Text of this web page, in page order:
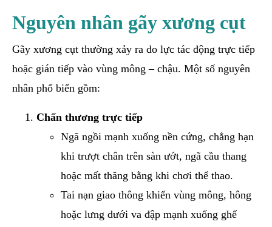
Nguyên nhân gãy xương cụt
Gãy xương cụt thường xảy ra do lực tác động trực tiếp
hoặc gián tiếp vào vùng mông – chậu. Một số nguyên
nhân phổ biến gồm:
Chấn thương trực tiếp
Ngã ngồi mạnh xuống nền cứng, chẳng hạn
khi trượt chân trên sàn ướt, ngã cầu thang
hoặc mất thăng bằng khi chơi thể thao.
Tai nạn giao thông khiến vùng mông, hông
hoặc lưng dưới va đập mạnh xuống ghế